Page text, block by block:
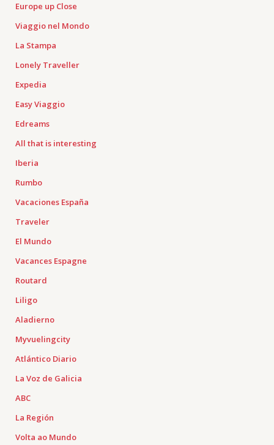
Europe up Close
Viaggio nel Mondo
La Stampa
Lonely Traveller
Expedia
Easy Viaggio
Edreams
All that is interesting
Iberia
Rumbo
Vacaciones España
Traveler
El Mundo
Vacances Espagne
Routard
Liligo
Aladierno
Myvuelingcity
Atlántico Diario
La Voz de Galicia
ABC
La Región
Volta ao Mundo